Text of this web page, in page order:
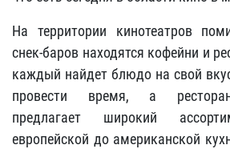
На территории кинотеатров
снек-баров находятся кофейни и
каждый найдет блюдо на свой
провести время, а
предлагает широкий
европейской до американской